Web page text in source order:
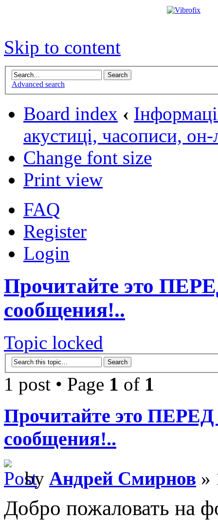
Skip to content
Advanced search
Board index ‹
акустиці, часописи,
Change font size
Print view
FAQ
Register
Login
Прочитайте это
сообщения!..
Topic locked
1 post • Page 1 of 1
Прочитайте это
сообщения!..
by Андрей Смирнов »
Добро пожаловать на